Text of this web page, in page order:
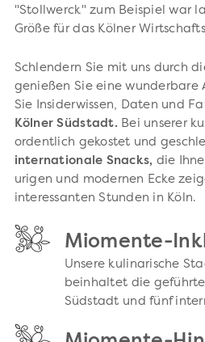
"Stollwerck" zum Beispiel war
Größe für das Kölner
Schlendern Sie mit uns durch
genießen Sie eine wunderbare
Sie Insiderwissen, Daten und
Kölner Südstadt. Bei unserer
ordentlich gekostet und
internationale Snacks, die
urigen und modernen Ecke
interessanten Stunden in Köln.
Miomente-
Unsere kulinarische
beinhaltet die
Südstadt und fünf